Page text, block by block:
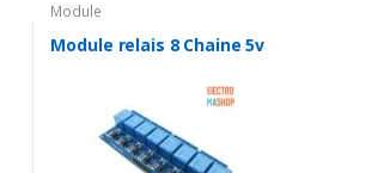
Module
Module relais 8 Chaine 5v